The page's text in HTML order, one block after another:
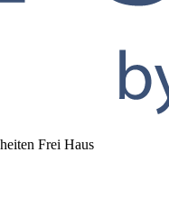
Frei Haus